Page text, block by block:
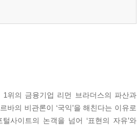
위의 금융기업 리먼 브라더스의 파산과
의 비관론이 ‘국익’을 해친다는 이유로
사이트의 논객을 넘어 ‘표현의 자유’와